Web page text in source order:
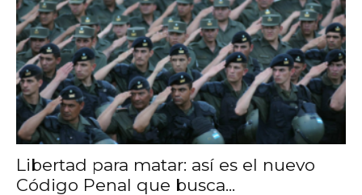
Libertad para matar: así es el nuevo
Código Penal que busca...